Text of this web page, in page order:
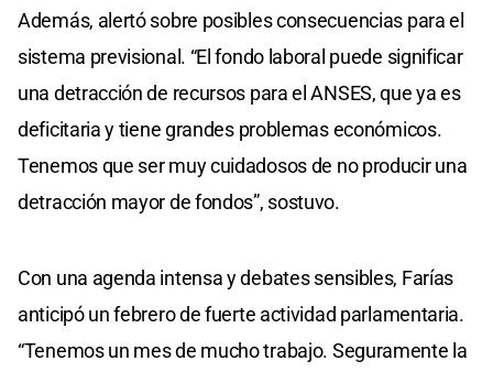
Además, alertó sobre posibles consecuencias para el
sistema previsional. “El fondo laboral puede significar
una detracción de recursos para el ANSES, que ya es
deficitaria y tiene grandes problemas económicos.
Tenemos que ser muy cuidadosos de no producir una
detracción mayor de fondos”, sostuvo.
Con una agenda intensa y debates sensibles, Farías
anticipó un febrero de fuerte actividad parlamentaria.
“Tenemos un mes de mucho trabajo. Seguramente la